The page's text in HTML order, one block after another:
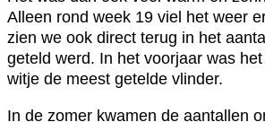
Alleen rond week 19 viel het weer
zien we ook direct terug in het
geteld werd. In het voorjaar was
witje de meest getelde vlinder.
In de zomer kwamen de aantallen